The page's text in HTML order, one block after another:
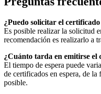
¿Puedo solicitar el
Es posible realizar la solicitud
recomendación es realizarlo a
¿Cuánto tarda en emitirse
El tiempo de espera puede
de certificados en espera, de
posible.